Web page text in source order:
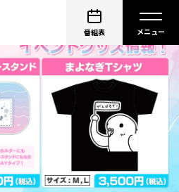
番組表